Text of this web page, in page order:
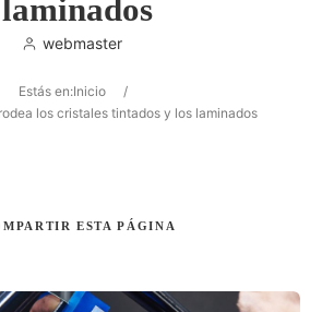
Buscar
laminados
webmaster
Estás en:Inicio
/
los cristales tintados y los laminados
ESTA PÁGINA